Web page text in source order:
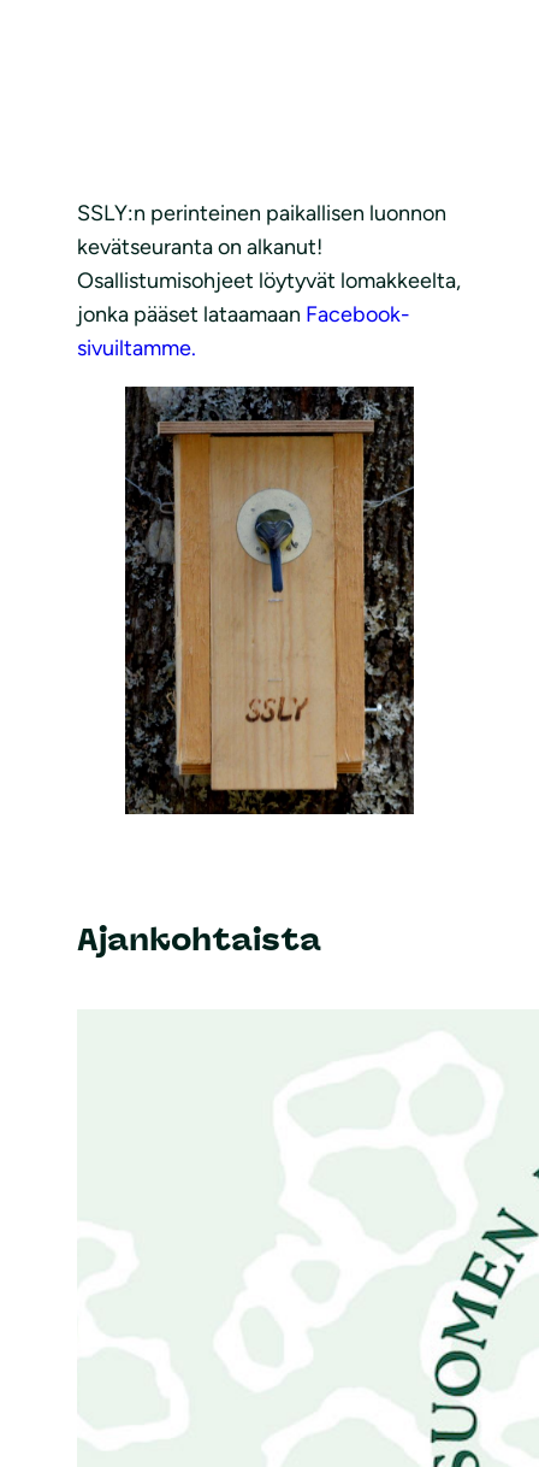
SSLY:n perinteinen paikallisen luonnon
kevätseuranta on alkanut!
Osallistumisohjeet löytyvät lomakkeelta,
jonka pääset lataamaan Facebook-
sivuiltamme.
Ajankohtaista